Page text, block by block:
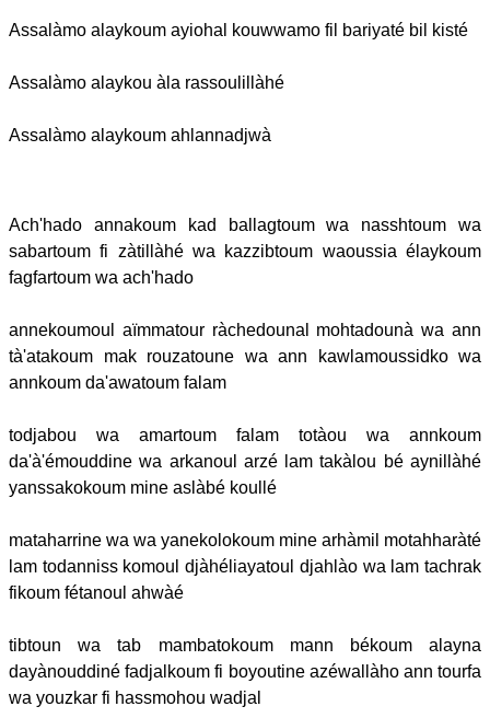
Assalàmo alaykoum ayiohal kouwwamo fil bariyaté bil kisté
Assalàmo alaykou àla rassoulillàhé
Assalàmo alaykoum ahlannadjwà
Ach'hado annakoum kad ballagtoum wa nasshtoum wa
sabartoum fi zàtillàhé wa kazzibtoum waoussia élaykoum
fagfartoum wa ach'hado
annekoumoul aïmmatour ràchedounal mohtadounà wa ann
tà'atakoum mak rouzatoune wa ann kawlamoussidko wa
annkoum da'awatoum falam
todjabou wa amartoum falam totàou wa annkoum
da'à'émouddine wa arkanoul arzé lam takàlou bé aynillàhé
yanssakokoum mine aslàbé koullé
mataharrine wa wa yanekolokoum mine arhàmil motahharàté
lam todanniss komoul djàhéliayatoul djahlào wa lam tachrak
fikoum fétanoul ahwàé
tibtoun wa tab mambatokoum mann békoum alayna
dayànouddiné fadjalkoum fi boyoutine azéwallàho ann tourfa
wa youzkar fi hassmohou wadjal